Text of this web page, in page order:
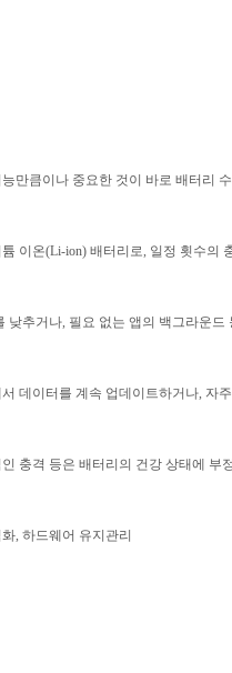
만큼이나 중요한 것이 바로 배터
이온(Li-ion) 배터리로, 일정 횟수
추거나, 필요 없는 앱의 백그라운
데이터를 계속 업데이트하거나,
충격 등은 배터리의 건강 상태에
, 하드웨어 유지관리